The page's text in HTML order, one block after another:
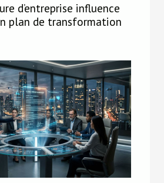
d’entreprise influence
plan de transformation